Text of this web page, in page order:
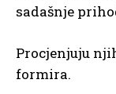
sadašnje
Procjenjuju
formira.